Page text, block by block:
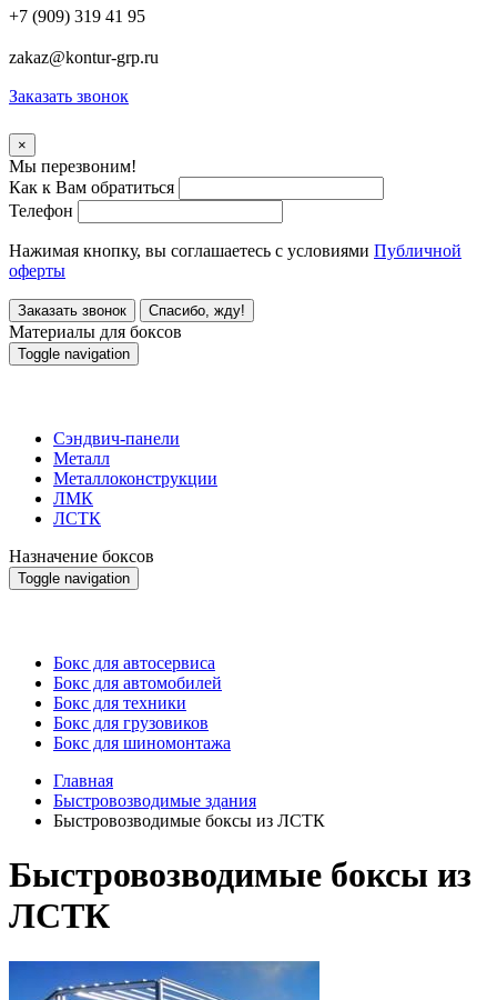
+7 (909) 319 41 95
zakaz@kontur-grp.ru
Заказать звонок
×
Мы перезвоним!
Как к Вам обратиться
Телефон
Нажимая кнопку, вы соглашаетесь с условиями Публичной
оферты
Заказать звонок Спасибо, жду!
Материалы для боксов
Toggle navigation
Сэндвич-панели
Металл
Металлоконструкции
ЛМК
ЛСТК
Назначение боксов
Toggle navigation
Бокс для автосервиса
Бокс для автомобилей
Бокс для техники
Бокс для грузовиков
Бокс для шиномонтажа
Главная
Быстровозводимые здания
Быстровозводимые боксы из ЛСТК
Быстровозводимые боксы из
ЛСТК